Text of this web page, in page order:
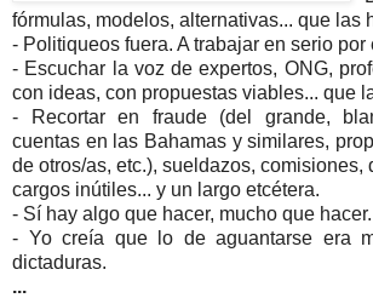
fórmulas, modelos, alternativas... que las
- Politiqueos fuera. A trabajar en serio por
- Escuchar la voz de expertos, ONG,
con ideas, con propuestas viables... que
- Recortar en fraude (del grande,
cuentas en las Bahamas y similares,
de otros/as, etc.), sueldazos, comisiones,
cargos inútiles... y un largo etcétera.
- Sí hay algo que hacer, mucho que hacer.
- Yo creía que lo de aguantarse era
dictaduras.
...